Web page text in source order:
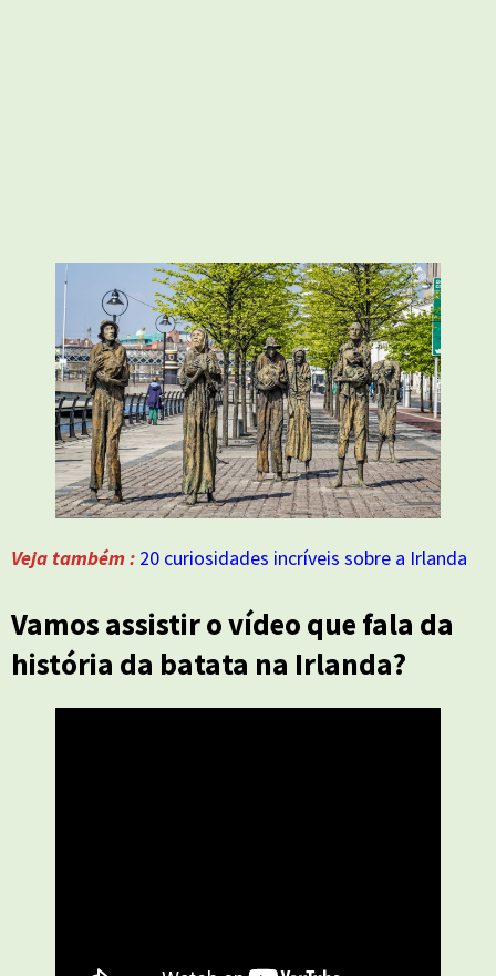
Veja também : 20 curiosidades incríveis sobre a Irlanda
Vamos assistir o vídeo que fala da
história da batata na Irlanda?